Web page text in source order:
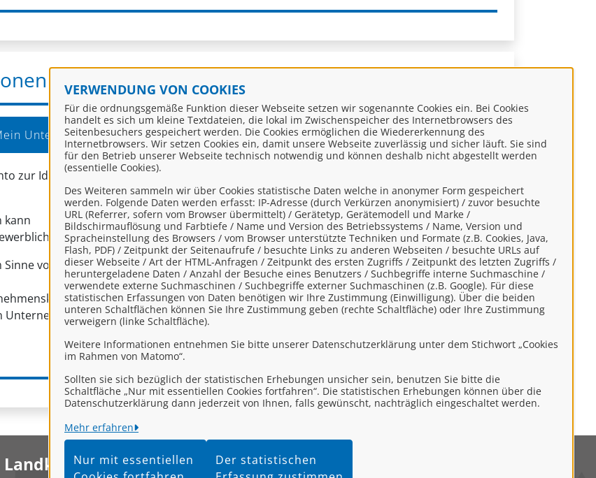
VERWENDUNG VON COOKIES
Für die ordnungsgemäße Funktion dieser Webseite setzen wir sogenannte Cookies ein. Bei Cookies
handelt es sich um kleine Textdateien, die lokal im Zwischenspeicher des Internetbrowsers des
Seitenbesuchers gespeichert werden. Die Cookies ermöglichen die Wiedererkennung des
Internetbrowsers. Wir setzen Cookies ein, damit unsere Webseite zuverlässig und sicher läuft. Sie sind
für den Betrieb unserer Webseite technisch notwendig und können deshalb nicht abgestellt werden
(essentielle Cookies).
Des Weiteren sammeln wir über Cookies statistische Daten welche in anonymer Form gespeichert
werden. Folgende Daten werden erfasst: IP-Adresse (durch Verkürzen anonymisiert) / zuvor besuchte
URL (Referrer, sofern vom Browser übermittelt) / Gerätetyp, Gerätemodell und Marke /
Bildschirmauflösung und Farbtiefe / Name und Version des Betriebssystems / Name, Version und
Spracheinstellung des Browsers / vom Browser unterstützte Techniken und Formate (z.B. Cookies, Java,
Flash, PDF) / Zeitpunkt der Seitenaufrufe / besuchte Links zu anderen Webseiten / besuchte URLs auf
dieser Webseite / Art der HTML-Anfragen / Zeitpunkt des ersten Zugriffs / Zeitpunkt des letzten Zugriffs /
heruntergeladene Daten / Anzahl der Besuche eines Benutzers / Suchbegriffe interne Suchmaschine /
verwendete externe Suchmaschinen / Suchbegriffe externer Suchmaschinen (z.B. Google). Für diese
statistischen Erfassungen von Daten benötigen wir Ihre Zustimmung (Einwilligung). Über die beiden
unteren Schaltflächen können Sie Ihre Zustimmung geben (rechte Schaltfläche) oder Ihre Zustimmung
verweigern (linke Schaltfläche).
Weitere Informationen entnehmen Sie bitte unserer Datenschutzerklärung unter dem Stichwort „Cookies
im Rahmen von Matomo“.
Sollten sie sich bezüglich der statistischen Erhebungen unsicher sein, benutzen Sie bitte die
Schaltfläche „Nur mit essentiellen Cookies fortfahren“. Die statistischen Erhebungen können über die
Datenschutzerklärung dann jederzeit von Ihnen, falls gewünscht, nachträglich eingeschaltet werden.
Mehr erfahren
Nur mit essentiellen
Der statistischen
Unternehmenskonto
zur Identifizierung von Organisationen, insbesondere:
kann
tätig sind.
von § 1 Abs. 4 Verwaltungsverfahrensgesetz (VwVfG) möglich.
haben Sie dieDatenschutzbestimmungen zur Kenntnis genommen und
an das Serviceportal LK Leer ein.
Landkreis Leer Impressum